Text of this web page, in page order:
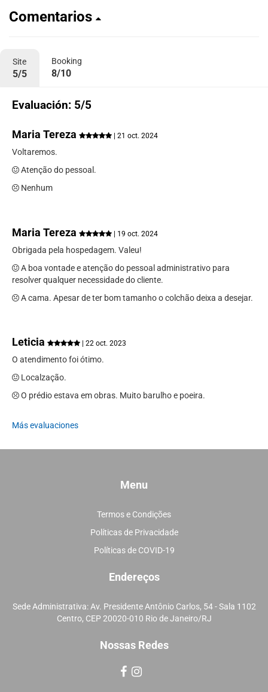
Comentarios
Site
5/5
Booking
8/10
Evaluación: 5/5
Maria Tereza | 21 oct. 2024
Voltaremos.
Atenção do pessoal.
Nenhum
Maria Tereza | 19 oct. 2024
Obrigada pela hospedagem. Valeu!
A boa vontade e atenção do pessoal administrativo para
resolver qualquer necessidade do cliente.
A cama. Apesar de ter bom tamanho o colchão deixa a desejar.
Leticia | 22 oct. 2023
O atendimento foi ótimo.
Localzação.
O prédio estava em obras. Muito barulho e poeira.
Más evaluaciones
Menu
Termos e Condições
Políticas de Privacidade
Políticas de COVID-19
Endereços
Sede Administrativa: Av. Presidente Antônio Carlos, 54 - Sala 1102
Centro, CEP 20020-010 Rio de Janeiro/RJ
Nossas Redes